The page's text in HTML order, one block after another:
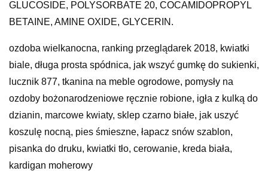
GLUCOSIDE, POLYSORBATE 20, COCAMIDOPROPYL
BETAINE, AMINE OXIDE, GLYCERIN.
ozdoba wielkanocna, ranking przeglądarek 2018, kwiatki
biale, długa prosta spódnica, jak wszyć gumkę do sukienki,
lucznik 877, tkanina na meble ogrodowe, pomysły na
ozdoby bożonarodzeniowe ręcznie robione, igła z kulką do
dzianin, marcowe kwiaty, sklep czarno białe, jak uszyć
koszulę nocną, pies śmieszne, łapacz snów szablon,
pisanka do druku, kwiatki tło, cerowanie, kreda biała,
kardigan moherowy